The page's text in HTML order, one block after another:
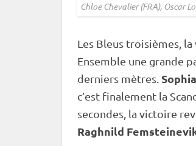
Chloe Chevalier (FRA), Oscar
Les Bleus troisièmes,
Ensemble une grande
derniers mètres.
c’est finalement la
secondes, la victoire
Raghnild